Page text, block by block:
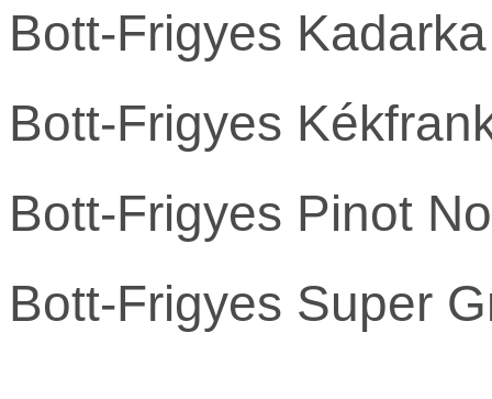
Bott-Frigyes
Bott-Frigyes
Bott-Frigyes Pinot
Bott-Frigyes Super